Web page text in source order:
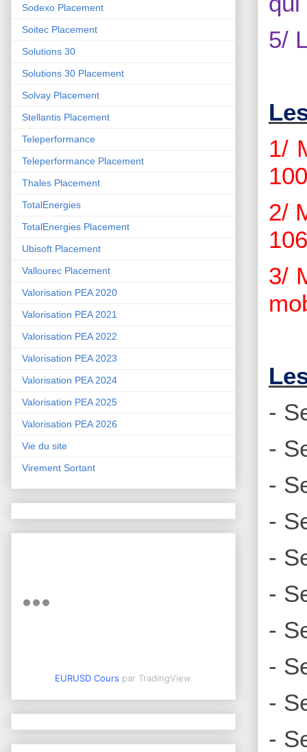
5/
1/
2/
3/
-
-
-
-
-
-
-
-
-
-
Sodexo Placement
Soitec Placement
Solutions 30
Solutions 30 Placement
Solvay Placement
Stellantis Placement
Teleperformance
Teleperformance Placement
Thales Placement
TotalEnergies
TotalEnergies Placement
Ubisoft Placement
Vallourec Placement
Valorisation PEA 2020
Valorisation PEA 2021
Valorisation PEA 2022
Valorisation PEA 2023
Valorisation PEA 2024
Valorisation PEA 2025
Valorisation PEA 2026
Vie du site
Virement Sortant
EURUSD Cours par TradingView